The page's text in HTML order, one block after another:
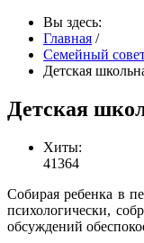
Вы здесь:
Главная /
Семейный
Детская
Детская
Хиты:
41364
Собирая ребенка в
психологически,
обсуждений